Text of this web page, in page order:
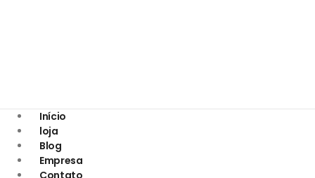
Início
loja
Blog
Empresa
Contato